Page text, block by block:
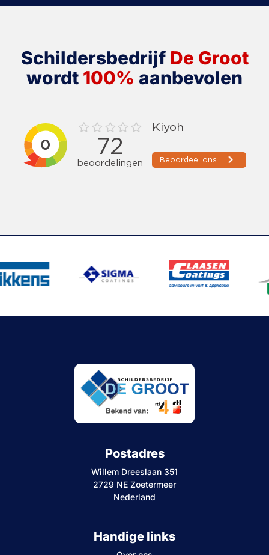
Schildersbedrijf De Groot
wordt 100% aanbevolen
Postadres
Willem Dreeslaan 351
2729 NE Zoetermeer
Nederland
Handige links